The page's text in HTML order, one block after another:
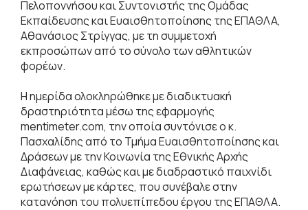
Πελοποννήσου και Συντονιστής της Ομάδας
Εκπαίδευσης και Ευαισθητοποίησης της ΕΠΑΘΛΑ,
Αθανάσιος Στρίγγας, με τη συμμετοχή
εκπροσώπων από το σύνολο των αθλητικών
φορέων.
Η ημερίδα ολοκληρώθηκε με διαδικτυακή
δραστηριότητα μέσω της εφαρμογής
mentimeter.com, την οποία συντόνισε ο κ.
Πασχαλίδης από το Τμήμα Ευαισθητοποίησης και
Δράσεων με την Κοινωνία της Εθνικής Αρχής
Διαφάνειας, καθώς και με διαδραστικό παιχνίδι
ερωτήσεων με κάρτες, που συνέβαλε στην
κατανόηση του πολυεπίπεδου έργου της ΕΠΑΘΛΑ.